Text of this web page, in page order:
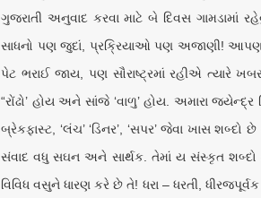
ગુજરાતી અનુવાદ કરવા માટે બે દિવસ ગામડામાં
સાધનો પણ જુદાં, પ્રક્રિયાઓ પણ અજાણી!
પેટ ભરાઈ જાય, પણ સૌરાષ્ટ્રમાં રહીએ ત્યારે
“રોંઢો’ હોય અને સાંજે ‘વાળુ’ હોય. અમારા
બ્રેકફાસ્ટ, ‘લંચ’ ‘ડિનર’, ‘સપર’ જેવા ખાસ
સંવાદ વધુ સઘન અને સાર્થક. તેમાં ય સંસ્કૃત
વિવિધ વસુને ધારણ કરે છે તે! ધરા – ધરતી,